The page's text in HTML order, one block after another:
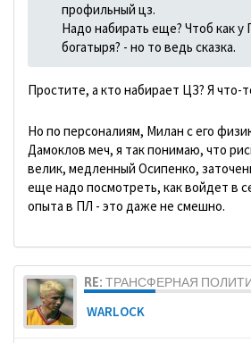
профильный цз.
Надо набирать еще? Чтоб как у
богатыря? - но то ведь сказка.
Простите, а кто набирает ЦЗ? Я что-
Но по персоналиям, Милан с его
Дамоклов меч, я так понимаю, что
велик, медленный Осипенко,
еще надо посмотреть, как войдет в
опыта в ПЛ - это даже не смешно.
RE: ТРАНСФЕРНАЯ
WARLOCK